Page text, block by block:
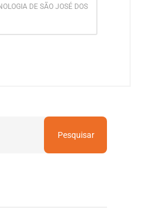
DE SÃO JOSÉ DOS
Pesquisar